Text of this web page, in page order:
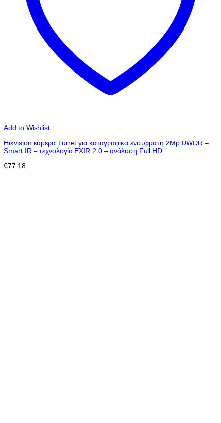
Add to Wishlist
Hikvision κάμερα Turret για καταγραφικά ενσύρματη 2Mp DWDR –
Smart IR – τεχνολογία EXIR 2.0 – ανάλυση Full HD
€77.18